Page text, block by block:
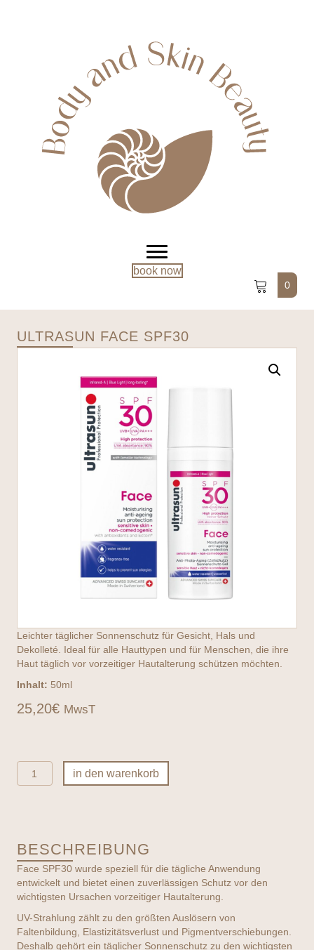
book now
0
ULTRASUN FACE SPF30
Leichter täglicher Sonnenschutz für Gesicht, Hals und
Dekolleté. Ideal für alle Hauttypen und für Menschen, die ihre
Haut täglich vor vorzeitiger Hautalterung schützen möchten.
Inhalt: 50ml
25,20€ MwsT
ULTRASUN
Face
in den warenkorb
BESCHREIBUNG
Face SPF30 wurde speziell für die tägliche Anwendung
entwickelt und bietet einen zuverlässigen Schutz vor den
wichtigsten Ursachen vorzeitiger Hautalterung.
UV-Strahlung zählt zu den größten Auslösern von
Faltenbildung, Elastizitätsverlust und Pigmentverschiebungen.
Deshalb gehört ein täglicher Sonnenschutz zu den wichtigsten